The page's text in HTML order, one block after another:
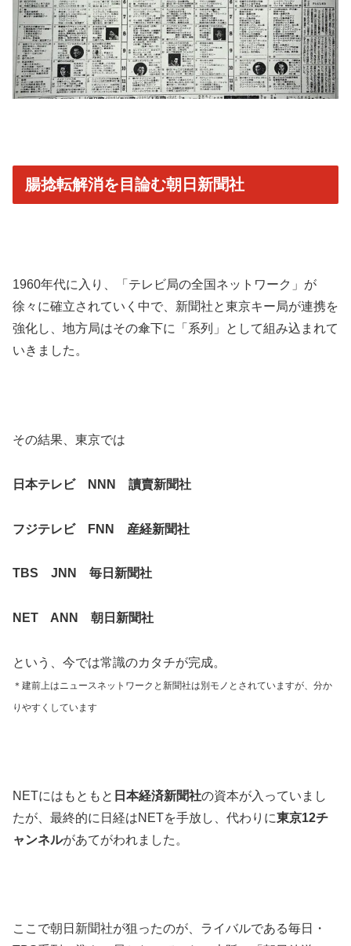
腸捻転解消を目論む朝日新聞社
1960年代に入り、「テレビ局の全国ネットワーク」が
徐々に確立されていく中で、新聞社と東京キー局が連携を
強化し、地方局はその傘下に「系列」として組み込まれて
いきました。
その結果、東京では
日本テレビ NNN 讀賣新聞社
フジテレビ FNN 産経新聞社
TBS JNN 毎日新聞社
NET ANN 朝日新聞社
という、今では常識のカタチが完成。
＊建前上はニュースネットワークと新聞社は別モノとされていますが、分か
りやすくしています
NETにはもともと 日本経済新聞社の資本が入っていまし
たが、最終的に日経はNETを手放し、代わりに東京12チ
ャンネルがあてがわれました。
ここで朝日新聞社が狙ったのが、ライバルである毎日・